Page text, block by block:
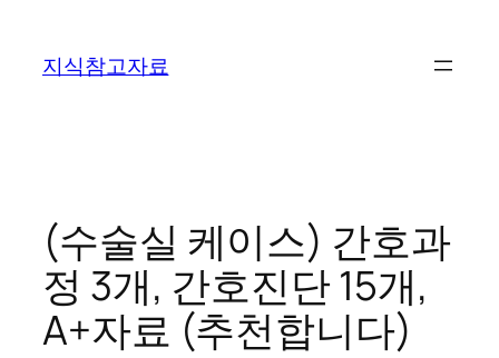
지식참고자료
(수술실 케이스) 간호과
정 3개, 간호진단 15개,
A+자료 (추천합니다)